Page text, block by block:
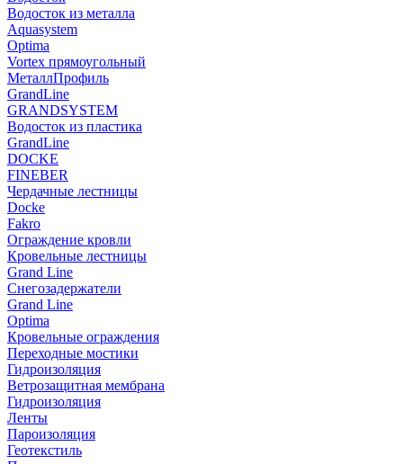
Водосток из металла
Aquasystem
Optima
Vortex прямоугольный
МеталлПрофиль
GrandLine
GRANDSYSTEM
Водосток из пластика
GrandLine
DOCKE
FINEBER
Чердачные лестницы
Docke
Fakro
Ограждение кровли
Кровельные лестницы
Grand Line
Снегозадержатели
Grand Line
Optima
Кровельные ограждения
Переходные мостики
Гидроизоляция
Ветрозащитная мембрана
Гидроизоляция
Ленты
Пароизоляция
Геотекстиль